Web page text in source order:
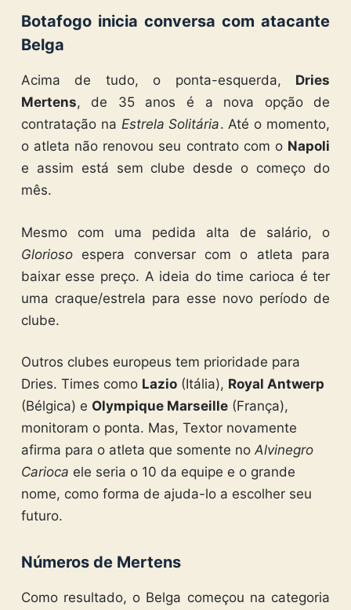
Botafogo inicia conversa com atacante
Belga
Acima de tudo, o ponta-esquerda, Dries
Mertens, de 35 anos é a nova opção de
contratação na Estrela Solitária. Até o momento,
o atleta não renovou seu contrato com o Napoli
e assim está sem clube desde o começo do
mês.
Mesmo com uma pedida alta de salário, o
Gloriosoespera conversar com o atleta para
baixar esse preço. A ideia do time carioca é ter
uma craque/estrela para esse novo período de
clube.
Outros clubes europeus tem prioridade para
Dries. Times como Lazio(Itália), Royal Antwerp
(Bélgica) e Olympique Marseille(França),
monitoram o ponta. Mas, Textor novamente
afirma para o atleta que somente no Alvinegro
Carioca ele seria o 10 da equipe e o grande
nome, como forma de ajuda-lo a escolher seu
futuro.
Números de Mertens
Como resultado, o Belga começou na categoria